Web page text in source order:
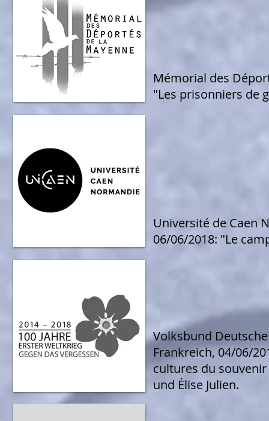
Mémorial des
"Les prisonniers de
Université de Caen
06/06/2018: "Le
Volksbund
Frankreich, 04/06/
cultures du
und Élise Julien.